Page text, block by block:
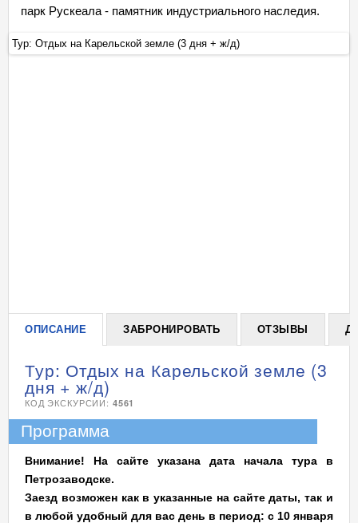
парк Рускеала - памятник индустриального наследия.
Тур: Отдых на Карельской земле (3 дня + ж/д)
ОПИСАНИЕ ЗАБРОНИРОВАТЬ ОТЗЫВЫ
Тур: Отдых на Карельской земле (3
дня + ж/д)
КОД ЭКСКУРСИИ: 4561
Программа
Внимание! На сайте указана дата начала тура в
Петрозаводске.
Заезд возможен как в указанные на сайте даты, так и
в любой удобный для вас день в период: с 10 января